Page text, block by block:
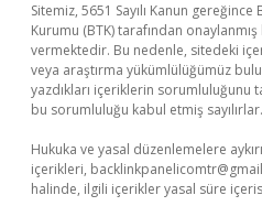
Sitemiz, 5651 Sayılı Kanun
Kurumu (BTK) tarafından
vermektedir. Bu nedenle, sitedeki
veya araştırma yükümlülüğümüz
yazdıkları içeriklerin sorumluluğunu
bu sorumluluğu kabul etmiş sayılırlar.
Hukuka ve yasal düzenlemelere
içerikleri,
halinde, ilgili içerikler yasal süre